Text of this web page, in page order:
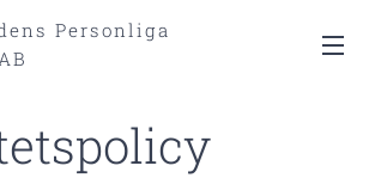
Personliga